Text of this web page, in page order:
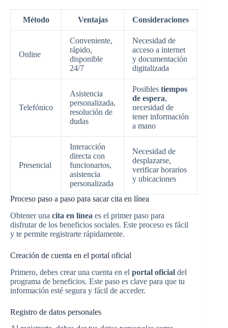
Método Ventajas Consideraciones
Online
Conveniente,
rápido,
disponible
24/7
Necesidad de
acceso a internet
y documentación
digitalizada
Telefónico
Asistencia
personalizada,
resolución de
dudas
Posibles tiempos
de espera,
necesidad de
tener información
a mano
Presencial
Interacción
directa con
funcionarios,
asistencia
personalizada
Necesidad de
desplazarse,
verificar horarios
y ubicaciones
Proceso paso a paso para sacar cita en línea
Obtener una cita en línea es el primer paso para
disfrutar de los beneficios sociales. Este proceso es fácil
y te permite registrarte rápidamente.
Creación de cuenta en el portal oficial
Primero, debes crear una cuenta en el portal oficial del
programa de beneficios. Este paso es clave para que tu
información esté segura y fácil de acceder.
Registro de datos personales